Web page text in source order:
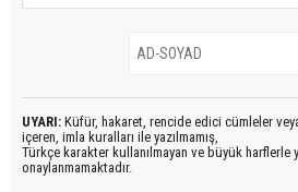
UYARI: Küfür, hakaret, rencide edici cümleler
içeren, imla kuralları ile yazılmamış,
Türkçe karakter kullanılmayan ve büyük harflerle
onaylanmamaktadır.